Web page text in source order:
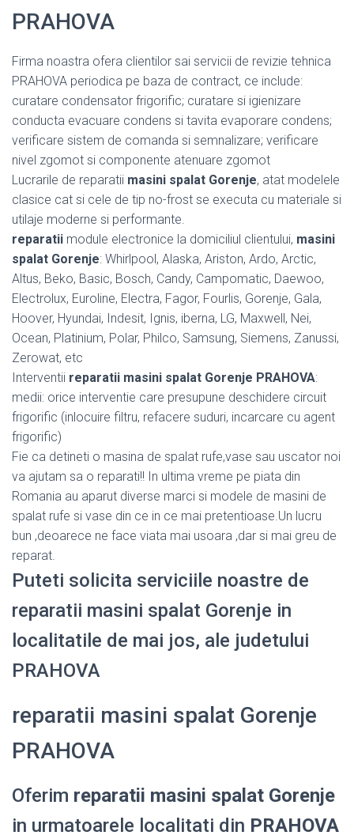
PRAHOVA
Firma noastra ofera clientilor sai servicii de revizie tehnica
PRAHOVA periodica pe baza de contract, ce include:
curatare condensator frigorific; curatare si igienizare
conducta evacuare condens si tavita evaporare condens;
verificare sistem de comanda si semnalizare; verificare
nivel zgomot si componente atenuare zgomot
Lucrarile de reparatii masini spalat Gorenje, atat modelele
clasice cat si cele de tip no-frost se executa cu materiale si
utilaje moderne si performante.
reparatii module electronice la domiciliul clientului, masini
spalat Gorenje: Whirlpool, Alaska, Ariston, Ardo, Arctic,
Altus, Beko, Basic, Bosch, Candy, Campomatic, Daewoo,
Electrolux, Euroline, Electra, Fagor, Fourlis, Gorenje, Gala,
Hoover, Hyundai, Indesit, Ignis, iberna, LG, Maxwell, Nei,
Ocean, Platinium, Polar, Philco, Samsung, Siemens, Zanussi,
Zerowat, etc
Interventii reparatii masini spalat Gorenje PRAHOVA:
medii: orice interventie care presupune deschidere circuit
frigorific (inlocuire filtru, refacere suduri, incarcare cu agent
frigorific)
Fie ca detineti o masina de spalat rufe,vase sau uscator noi
va ajutam sa o reparati!! In ultima vreme pe piata din
Romania au aparut diverse marci si modele de masini de
spalat rufe si vase din ce in ce mai pretentioase.Un lucru
bun ,deoarece ne face viata mai usoara ,dar si mai greu de
reparat.
Puteti solicita serviciile noastre de
reparatii masini spalat Gorenje in
localitatile de mai jos, ale judetului
PRAHOVA
reparatii masini spalat Gorenje
PRAHOVA
Oferim reparatii masini spalat Gorenje
in urmatoarele localitati din PRAHOVA